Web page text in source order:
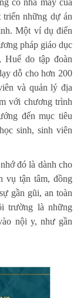
có nhà máy của
triển những dự án
Một ví dụ điển
pháp giáo dục
Huế do tập đoàn
dỗ cho hơn 200
và quản lý địa
với chương trình
đến mục tiêu
sinh, sinh viên
đó là dành cho
vụ tận tâm, đồng
gần gũi, an toàn
trường là những
nội y, như gần